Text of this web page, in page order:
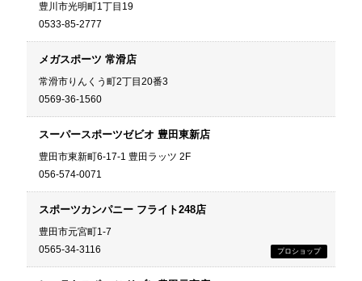
豊川市光明町1丁目19
0533-85-2777
メガスポーツ 常滑店
常滑市りんくう町2丁目20番3
0569-36-1560
スーパースポーツゼビオ 豊田東新店
豊田市東新町6-17-1 豊田ラッツ 2F
056-574-0071
スポーツカンパニー フライト248店
豊田市元宮町1-7
0565-34-3116